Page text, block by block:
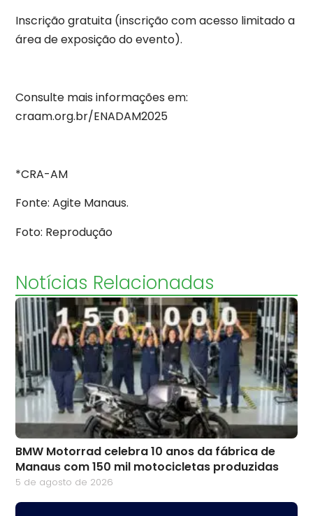
Inscrição gratuita (inscrição com acesso limitado a
área de exposição do evento).
Consulte mais informações em:
craam.org.br/ENADAM2025
*CRA-AM
Fonte: Agite Manaus.
Foto: Reprodução
Notícias Relacionadas
BMW Motorrad celebra 10 anos da fábrica de
Manaus com 150 mil motocicletas produzidas
5 de agosto de 2026